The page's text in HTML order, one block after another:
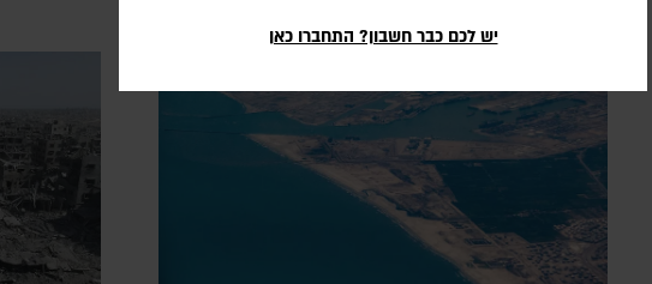
יש לכם כבר חשבון? התחברו כאן